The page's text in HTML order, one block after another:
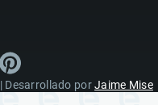
Desarrollado porJaime Mise